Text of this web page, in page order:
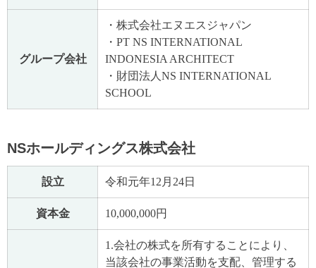
グループ会社
・株式会社エヌエスジャパン
・PT NS INTERNATIONAL
INDONESIA ARCHITECT
・財団法人NS INTERNATIONAL
SCHOOL
NSホールディングス株式会社
設立 令和元年12月24日
資本金 10,000,000円
1.会社の株式を所有することにより、
当該会社の事業活動を支配、管理する